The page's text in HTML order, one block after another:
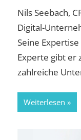
Nils Seebach,
Digital-
Seine
Experte gibt er
zahlreiche
Weiterlesen